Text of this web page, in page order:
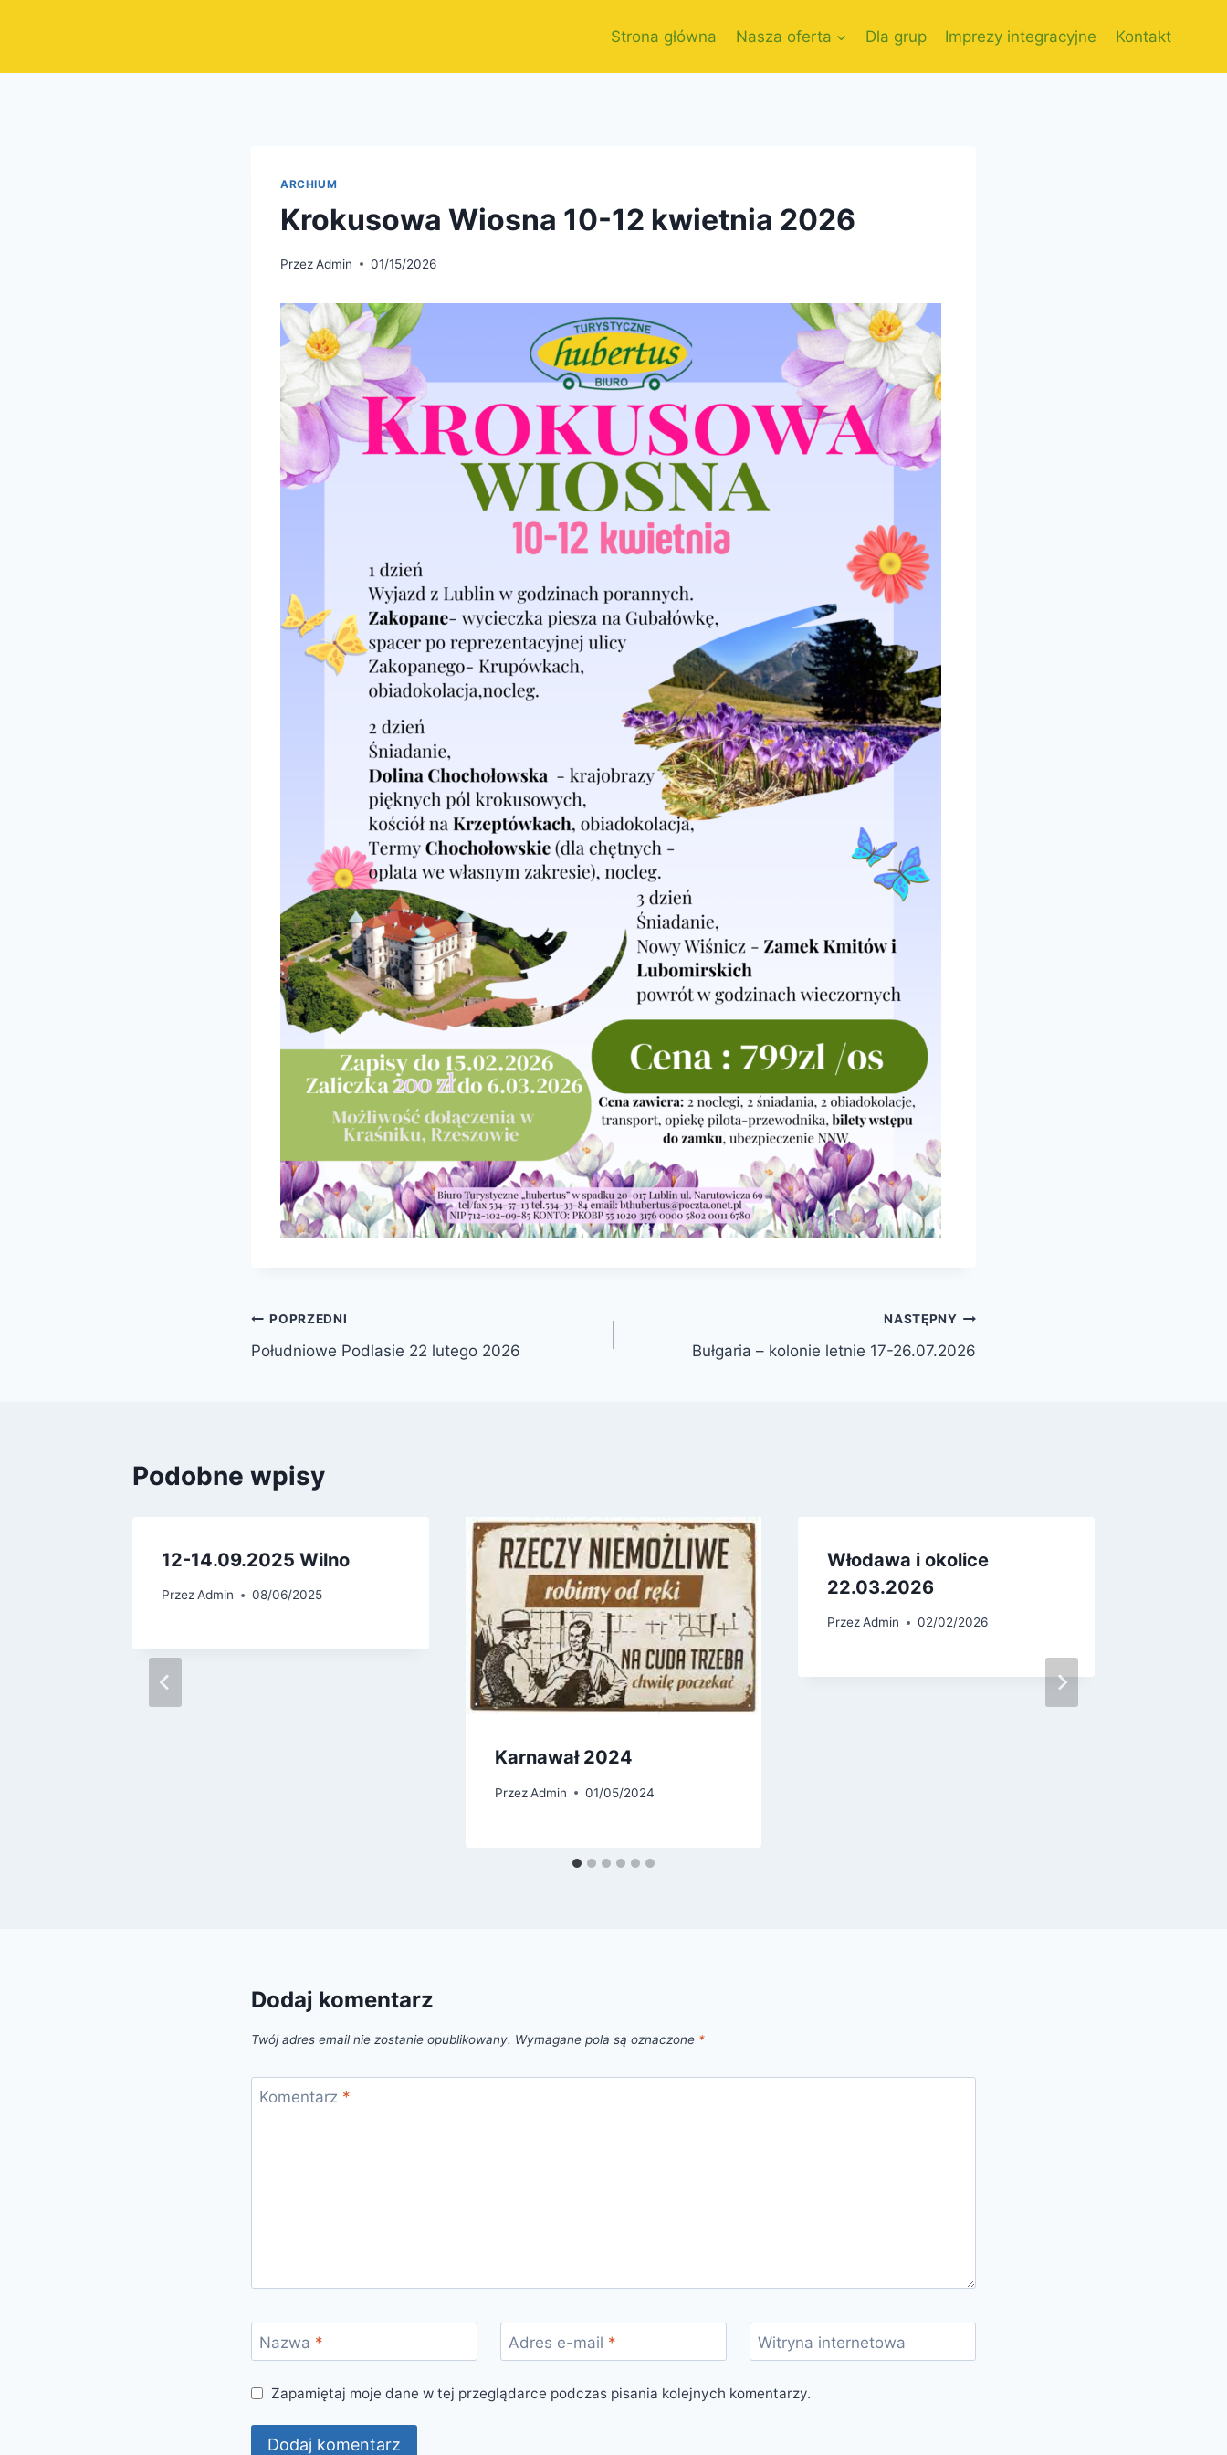
Strona główna Nasza oferta Dla grup Imprezy integracyjne Kontakt
ARCHIUM
Krokusowa Wiosna 10-12 kwietnia 2026
PrzezAdmin 01/15/2026
Nawigacja
wpisu
POPRZEDNI
Południowe Podlasie 22 lutego 2026
NASTĘPNY
Bułgaria – kolonie letnie 17-26.07.2026
Podobne wpisy
12-14.09.2025 Wilno
Przez Admin 08/06/2025
Karnawał 2024
Przez Admin 01/05/2024
Włodawa i okolice
22.03.2026
Przez Admin 02/02/2026
Dodaj komentarz
Twój adres email nie zostanie opublikowany. Wymagane pola są oznaczone *
Komentarz *
Nazwa * Adres e-mail * Witryna internetowa
Zapamiętaj moje dane w tej przeglądarce podczas pisania kolejnych komentarzy.